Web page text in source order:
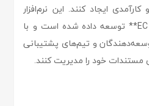
ایجاد کنند. این نرم‌افزار
توسط **EC Software GmbH** توسعه داده شده است و با
و تیم‌های پشتیبانی
خود را مدیریت کنند.